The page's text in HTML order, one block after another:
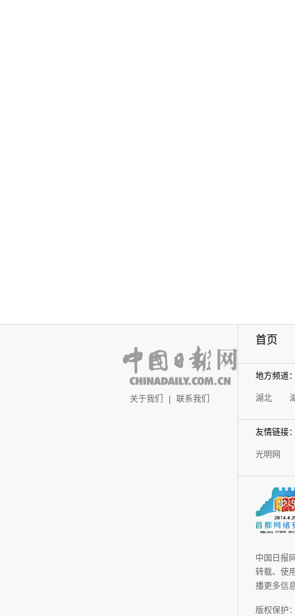
关于我们 联系我们
首页
地方频道：
湖北
友情链接：
光明网
中国日报
转载、使
播更多信
版权保护